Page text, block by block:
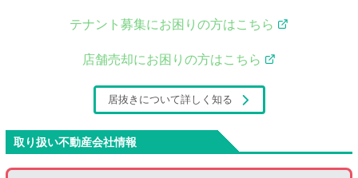
テナント募集にお困りの方はこちら
店舗売却にお困りの方はこちら
居抜きについて詳しく知る
取り扱い不動産会社情報